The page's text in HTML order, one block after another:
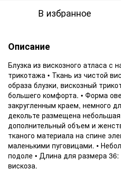
В избранное
Описание
Блузка из вискозного атласа с
трикотажа • Ткань из чистой
образа блузки, вискозный
большего комфорта. • Форма
закругленным краем, немного
декольте размещена
дополнительный объем и
тканого материала на спине
маленькими пуговицами. •
подоле • Длина для размера
вискоза.